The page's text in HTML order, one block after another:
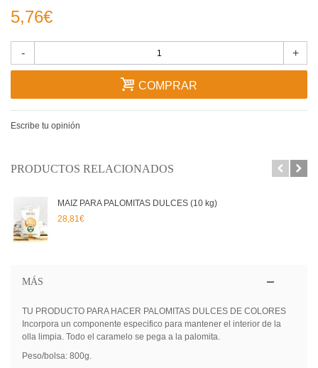
5,76€
- +
COMPRAR
Escribe tu opinión
PRODUCTOS RELACIONADOS
MAIZ PARA PALOMITAS DULCES (10 kg)
28,81€
MÁS
TU PRODUCTO PARA HACER PALOMITAS DULCES DE COLORES
Incorpora un componente especifico para mantener el interior de la
olla limpia. Todo el caramelo se pega a la palomita.
Peso/bolsa: 800g.